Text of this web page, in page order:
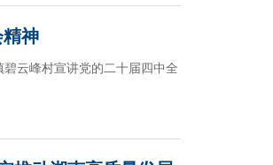
神
云峰村宣讲党的二十届四中全